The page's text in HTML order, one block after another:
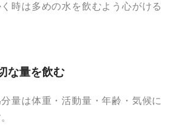
時は多めの水を飲むよう心がける
な量を飲む
量は体重・活動量・年齢・気候に